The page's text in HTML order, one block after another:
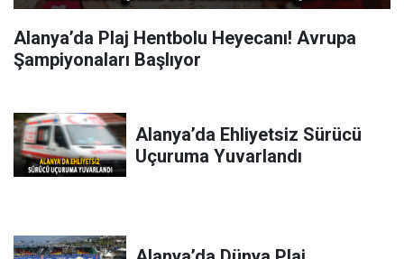
Alanya’da Plaj Hentbolu Heyecanı! Avrupa
Şampiyonaları Başlıyor
Alanya’da Ehliyetsiz Sürücü
Uçuruma Yuvarlandı